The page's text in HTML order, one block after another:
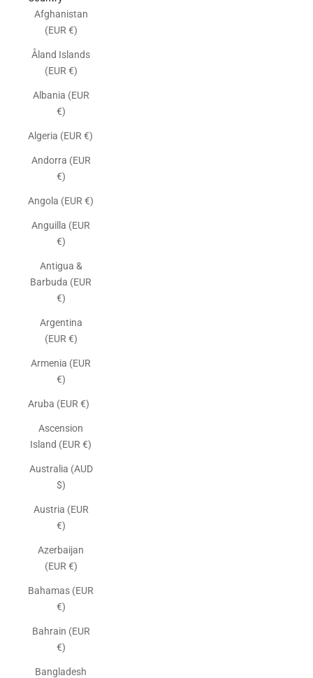
Afghanistan
(EUR €)
Åland Islands
(EUR €)
Albania (EUR
€)
Algeria (EUR €)
Andorra (EUR
€)
Angola (EUR €)
Anguilla (EUR
€)
Antigua &
Barbuda (EUR
€)
Argentina
(EUR €)
Armenia (EUR
€)
Aruba (EUR €)
Ascension
Island (EUR €)
Australia (AUD
$)
Austria (EUR
€)
Azerbaijan
(EUR €)
Bahamas (EUR
€)
Bahrain (EUR
€)
Bangladesh